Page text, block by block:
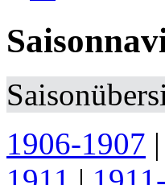
1906-1907 |